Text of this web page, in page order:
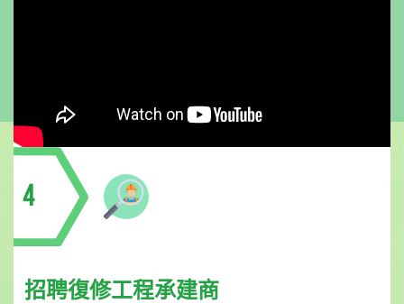
4
招聘復修工程承建商